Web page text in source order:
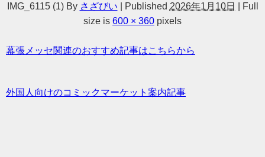
IMG_6115 (1) By さざびい Published 2026年1月10日
Full
size is 600 × 360 pixels
幕張メッセ関連のおすすめ記事はこちらから
外国人向けのコミックマーケット案内記事